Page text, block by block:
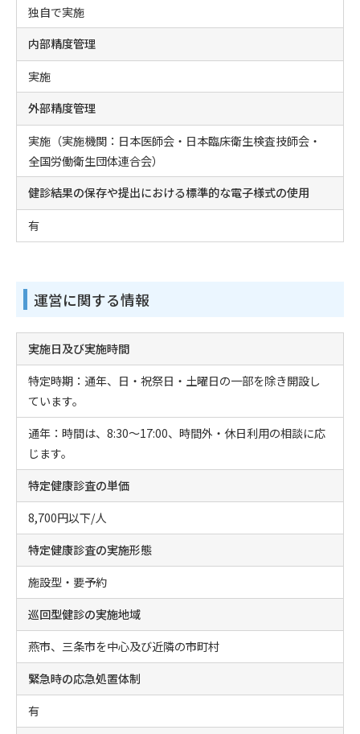
独自で実施
内部精度管理
実施
外部精度管理
実施（実施機関：日本医師会・日本臨床衛生検査技師会・
全国労働衛生団体連合会）
健診結果の保存や提出における標準的な電子様式の使用
有
運営に関する情報
実施日及び実施時間
特定時期：通年、日・祝祭日・土曜日の一部を除き開設し
ています。
通年：時間は、8:30～17:00、時間外・休日利用の相談に応
じます。
特定健康診査の単価
8,700円以下/人
特定健康診査の実施形態
施設型・要予約
巡回型健診の実施地域
燕市、三条市を中心及び近隣の市町村
緊急時の応急処置体制
有